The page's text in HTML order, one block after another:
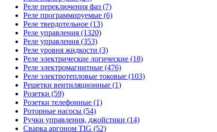
Реле переключения фаз (7)
Реле программируемые (6)
Реле твердотельное (13)
Реле управления (1320)
Реле управления (353)
Реле уровня жидкости (3)
Реле электрические логические (18)
Реле электромагнитные (476)
Реле электротепловые токовые (103)
Решетки вентиляционные (1)
Розетки (59)
Розетки телефонные (1)
Роторные насосы (54)
Ручки управления, джойстики (14)
Сварка аргоном TIG (52)